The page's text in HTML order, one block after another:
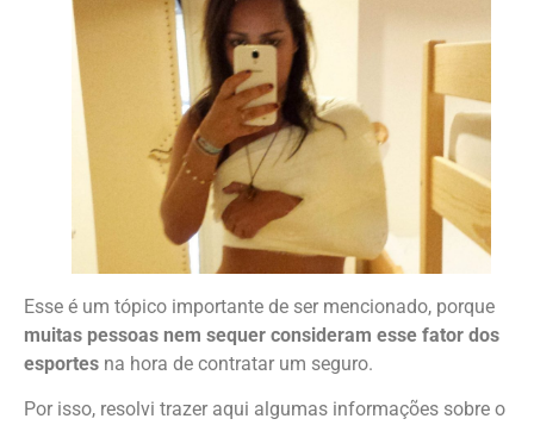
Esse é um tópico importante de ser mencionado, porque
muitas pessoas nem sequer consideram esse fator dos
esportes na hora de contratar um seguro.
Por isso, resolvi trazer aqui algumas informações sobre o